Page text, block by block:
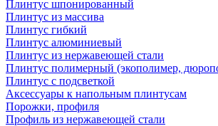
Плинтус шпонированный
Плинтус из массива
Плинтус гибкий
Плинтус алюминиевый
Плинтус из нержавеющей стали
Плинтус полимерный (экополимер,
Плинтус с подсветкой
Аксессуары к напольным плинтусам
Порожки, профиля
Профиль из нержавеющей стали